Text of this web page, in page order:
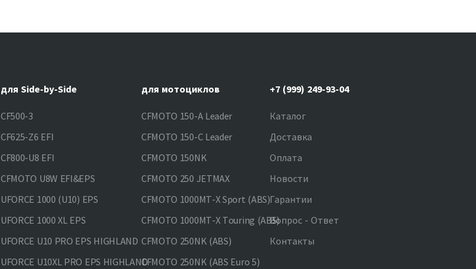
для Side-by-Side
CF500-3
CF625-Z6 EFI
CF800-U8 EFI
CFMOTO U8W EFI&EPS
UFORCE 1000 (U10) EPS
UFORCE 1000 XL EPS
UFORCE U10 PRO EPS HIGHLAND
UFORCE U10XL PRO EPS HIGHLAND
для мотоциклов
CFMOTO 150-A Leader
CFMOTO 150-C Leader
CFMOTO 150NK
CFMOTO 250 JETMAX
CFMOTO 1000MT-X Sport (ABS)
CFMOTO 1000MT-X Touring (ABS)
CFMOTO 250NK (ABS)
CFMOTO 250NK (ABS Euro 5)
+7 (999) 249-93-04
Каталог
Доставка
Оплата
Новости
Гарантии
Вопрос - Ответ
Контакты